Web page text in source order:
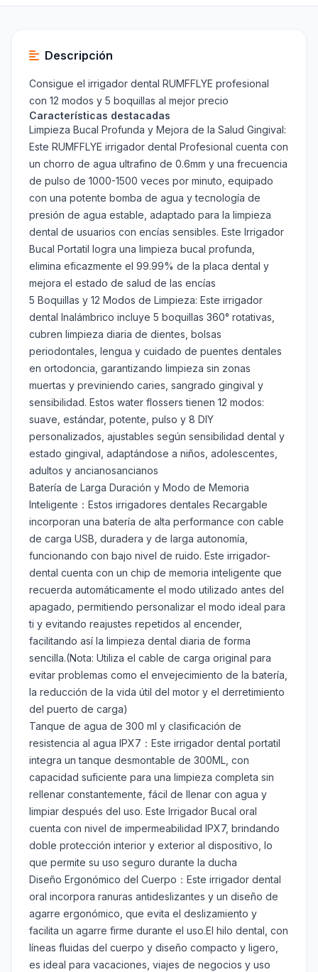
Descripción
Consigue el irrigador dental RUMFFLYE profesional
con 12 modos y 5 boquillas al mejor precio
Características destacadas
Limpieza Bucal Profunda y Mejora de la Salud Gingival:
Este RUMFFLYE irrigador dental Profesional cuenta con
un chorro de agua ultrafino de 0.6mm y una frecuencia
de pulso de 1000-1500 veces por minuto, equipado
con una potente bomba de agua y tecnología de
presión de agua estable, adaptado para la limpieza
dental de usuarios con encías sensibles. Este Irrigador
Bucal Portatil logra una limpieza bucal profunda,
elimina eficazmente el 99.99% de la placa dental y
mejora el estado de salud de las encías
5 Boquillas y 12 Modos de Limpieza: Este irrigador
dental Inalámbrico incluye 5 boquillas 360° rotativas,
cubren limpieza diaria de dientes, bolsas
periodontales, lengua y cuidado de puentes dentales
en ortodoncia, garantizando limpieza sin zonas
muertas y previniendo caries, sangrado gingival y
sensibilidad. Estos water flossers tienen 12 modos:
suave, estándar, potente, pulso y 8 DIY
personalizados, ajustables según sensibilidad dental y
estado gingival, adaptándose a niños, adolescentes,
adultos y ancianosancianos
Batería de Larga Duración y Modo de Memoria
Inteligente：Estos irrigadores dentales Recargable
incorporan una batería de alta performance con cable
de carga USB, duradera y de larga autonomía,
funcionando con bajo nivel de ruido. Este irrigador-
dental cuenta con un chip de memoria inteligente que
recuerda automáticamente el modo utilizado antes del
apagado, permitiendo personalizar el modo ideal para
ti y evitando reajustes repetidos al encender,
facilitando así la limpieza dental diaria de forma
sencilla.(Nota: Utiliza el cable de carga original para
evitar problemas como el envejecimiento de la batería,
la reducción de la vida útil del motor y el derretimiento
del puerto de carga)
Tanque de agua de 300 ml y clasificación de
resistencia al agua IPX7：Este irrigador dental portatil
integra un tanque desmontable de 300ML, con
capacidad suficiente para una limpieza completa sin
rellenar constantemente, fácil de llenar con agua y
limpiar después del uso. Este Irrigador Bucal oral
cuenta con nivel de impermeabilidad IPX7, brindando
doble protección interior y exterior al dispositivo, lo
que permite su uso seguro durante la ducha
Diseño Ergonómico del Cuerpo：Este irrigador dental
oral incorpora ranuras antideslizantes y un diseño de
agarre ergonómico, que evita el deslizamiento y
facilita un agarre firme durante el uso.El hilo dental, con
líneas fluidas del cuerpo y diseño compacto y ligero,
es ideal para vacaciones, viajes de negocios y uso